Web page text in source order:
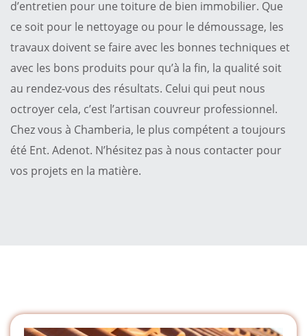
d’entretien pour une toiture de bien immobilier. Que
ce soit pour le nettoyage ou pour le démoussage, les
travaux doivent se faire avec les bonnes techniques et
avec les bons produits pour qu’à la fin, la qualité soit
au rendez-vous des résultats. Celui qui peut nous
octroyer cela, c’est l’artisan couvreur professionnel.
Chez vous à Chamberia, le plus compétent a toujours
été Ent. Adenot. N’hésitez pas à nous contacter pour
vos projets en la matière.